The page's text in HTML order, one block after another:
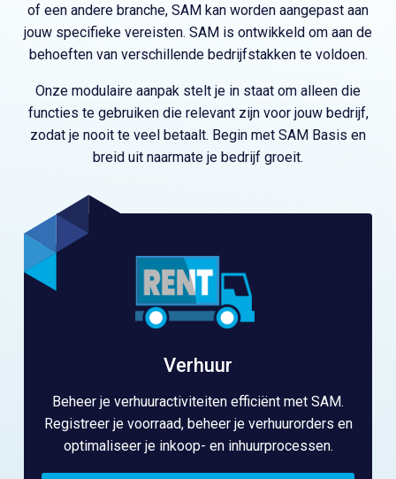
of een andere branche, SAM kan worden aangepast aan
jouw specifieke vereisten. SAM is ontwikkeld om aan de
behoeften van verschillende bedrijfstakken te voldoen.
Onze modulaire aanpak stelt je in staat om alleen die
functies te gebruiken die relevant zijn voor jouw bedrijf,
zodat je nooit te veel betaalt. Begin met SAM Basis en
breid uit naarmate je bedrijf groeit.
Verhuur
Beheer je verhuuractiviteiten efficiënt met SAM.
Registreer je voorraad, beheer je verhuurorders en
optimaliseer je inkoop- en inhuurprocessen.